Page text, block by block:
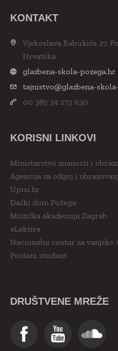
KONTAKT
Vjekoslava Babukića 27,
Hrvatska
glazbena-skola-pozega.hr
tajnistvo@glazbena-
00 385 34 273 630
KORISNI LINKOVI
Ministarstvo znanosti i
Agencija za odgoj i
Upisi.hr
Đački dom Požega
Muzička akademija Zagreb
eLektire
Nacionalni centar za vanjsko
Postani student
DRUŠTVENE MREŽE